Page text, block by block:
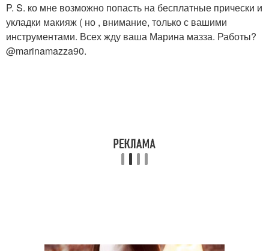
P. S. ко мне возможно попасть на бесплатные прически и
укладки макияж ( но , внимание, только с вашими
инструментами. Всех жду ваша Марина мазза. Работы?
@marinamazza90.